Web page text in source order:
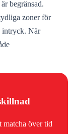
begränsad.
zoner för
intryck. När
matcha över tid